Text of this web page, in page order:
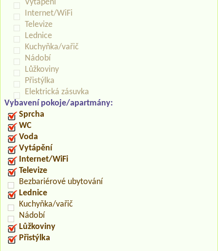
Vytápění
Internet/WiFi
Televize
Lednice
Kuchyňka/vařič
Nádobí
Lůžkoviny
Přistýlka
Elektrická zásuvka
Vybavení pokoje/apartmány:
Sprcha
WC
Voda
Vytápění
Internet/WiFi
Televize
Bezbariérové ubytování
Lednice
Kuchyňka/vařič
Nádobí
Lůžkoviny
Přistýlka